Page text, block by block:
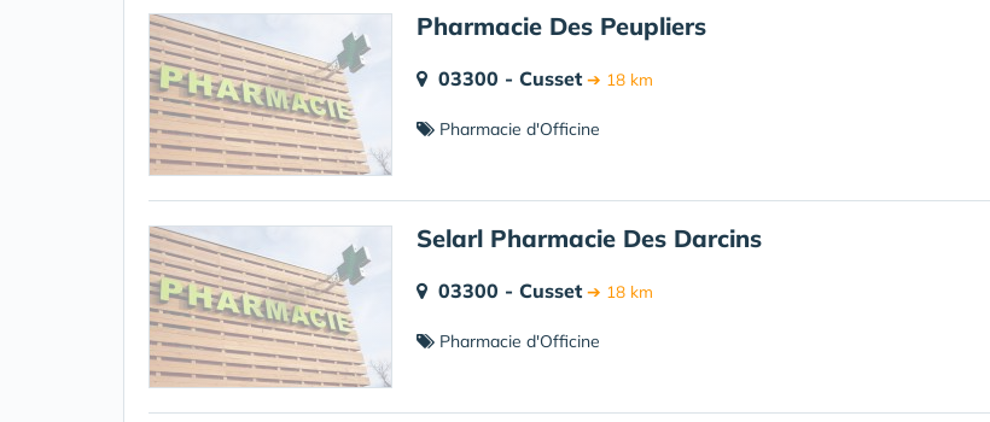
Pharmacie Des Peupliers
03300 - Cusset ➔ 18 km
Pharmacie d'Officine
Selarl Pharmacie Des Darcins
03300 - Cusset ➔ 18 km
Pharmacie d'Officine